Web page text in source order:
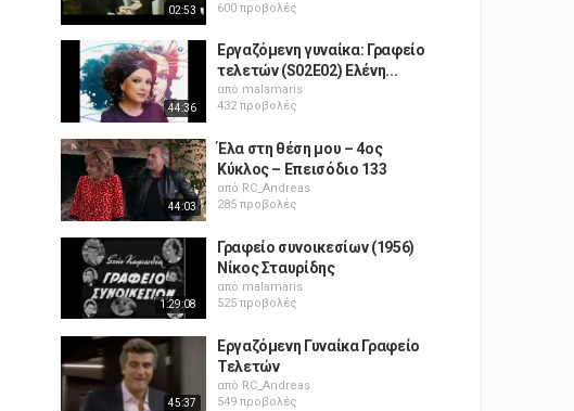
02:53
600 προβολές
44:36
Εργαζόμενη γυναίκα: Γραφείο
τελετών (S02E02) Ελένη...
από malamaris
432 προβολές
44:03
Έλα στη θέση μου – 4ος
Κύκλος – Επεισόδιο 133
από RC_Andreas
285 προβολές
1:29:08
Γραφείο συνοικεσίων (1956)
Νίκος Σταυρίδης
από malamaris
525 προβολές
45:37
Εργαζόμενη Γυναίκα Γραφείο
Τελετών
από RC_Andreas
549 προβολές